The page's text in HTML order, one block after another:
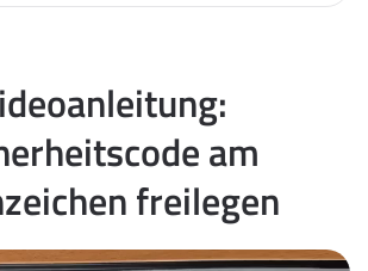
am
freilegen